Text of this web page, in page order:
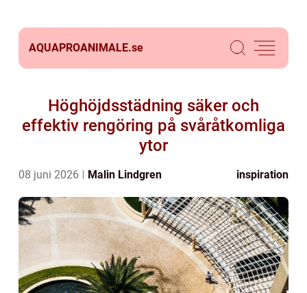
AQUAPROANIMALE.se
Höghöjdsstädning säker och
effektiv rengöring på svåråtkomliga
ytor
08 juni 2026 Malin Lindgren inspiration